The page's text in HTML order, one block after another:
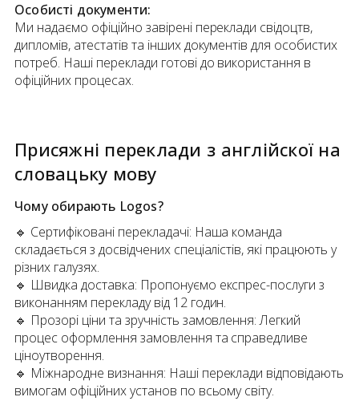
Особисті документи:
Ми надаємо офіційно завірені переклади свідоцтв,
дипломів, атестатів та інших документів для особистих
потреб. Наші переклади готові до використання в
офіційних процесах.
Присяжні переклади з англійскої на
словацьку мову
Чому обирають Logos?
🔹 Сертифіковані перекладачі: Наша команда
складається з досвідчених спеціалістів, які працюють у
різних галузях.
🔹 Швидка доставка: Пропонуємо експрес-послуги з
виконанням перекладу від 12 годин.
🔹 Прозорі ціни та зручність замовлення: Легкий
процес оформлення замовлення та справедливе
ціноутворення.
🔹 Міжнародне визнання: Наші переклади відповідають
вимогам офіційних установ по всьому світу.